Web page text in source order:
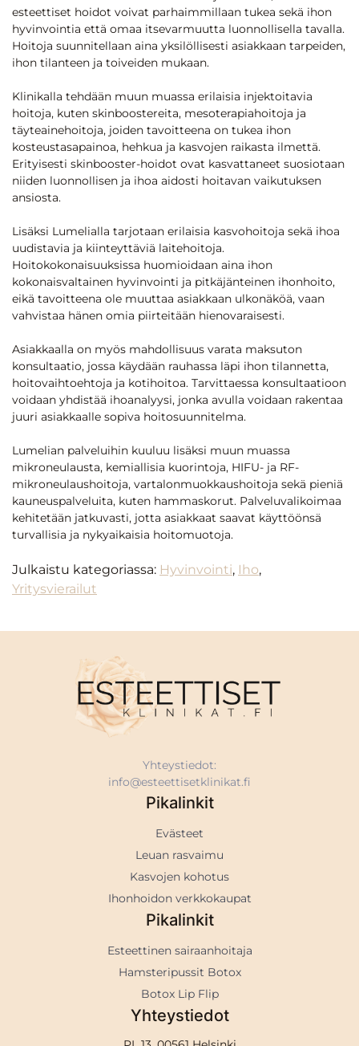
esteettiset hoidot voivat parhaimmillaan tukea sekä ihon
hyvinvointia että omaa itsevarmuutta luonnollisella tavalla.
Hoitoja suunnitellaan aina yksilöllisesti asiakkaan tarpeiden,
ihon tilanteen ja toiveiden mukaan.
Klinikalla tehdään muun muassa erilaisia injektoitavia
hoitoja, kuten skinboostereita, mesoterapiahoitoja ja
täyteainehoitoja, joiden tavoitteena on tukea ihon
kosteustasapainoa, hehkua ja kasvojen raikasta ilmettä.
Erityisesti skinbooster-hoidot ovat kasvattaneet suosiotaan
niiden luonnollisen ja ihoa aidosti hoitavan vaikutuksen
ansiosta.
Lisäksi Lumelialla tarjotaan erilaisia kasvohoitoja sekä ihoa
uudistavia ja kiinteyttäviä laitehoitoja.
Hoitokokonaisuuksissa huomioidaan aina ihon
kokonaisvaltainen hyvinvointi ja pitkäjänteinen ihonhoito,
eikä tavoitteena ole muuttaa asiakkaan ulkonäköä, vaan
vahvistaa hänen omia piirteitään hienovaraisesti.
Asiakkaalla on myös mahdollisuus varata maksuton
konsultaatio, jossa käydään rauhassa läpi ihon tilannetta,
hoitovaihtoehtoja ja kotihoitoa. Tarvittaessa konsultaatioon
voidaan yhdistää ihoanalyysi, jonka avulla voidaan rakentaa
juuri asiakkaalle sopiva hoitosuunnitelma.
Lumelian palveluihin kuuluu lisäksi muun muassa
mikroneulausta, kemiallisia kuorintoja, HIFU- ja RF-
mikroneulaushoitoja, vartalonmuokkaushoitoja sekä pieniä
kauneuspalveluita, kuten hammaskorut. Palveluvalikoimaa
kehitetään jatkuvasti, jotta asiakkaat saavat käyttöönsä
turvallisia ja nykyaikaisia hoitomuotoja.
Julkaistu kategoriassa: Hyvinvointi, Iho,
Yritysvierailut
Yhteystiedot:
info@esteettisetklinikat.fi
Pikalinkit
Evästeet
Leuan rasvaimu
Kasvojen kohotus
Ihonhoidon verkkokaupat
Pikalinkit
Esteettinen sairaanhoitaja
Hamsteripussit Botox
Botox Lip Flip
Yhteystiedot